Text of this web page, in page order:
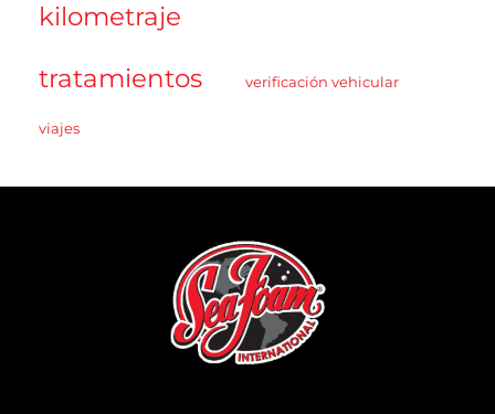
kilometraje
tratamientos verificación vehicular
viajes